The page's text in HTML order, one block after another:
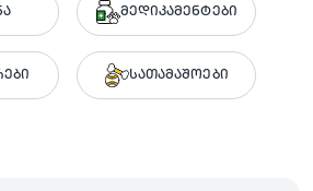
მედიკამენტები
სათამაშოები